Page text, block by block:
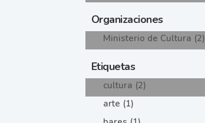
Organizaciones
Ministerio de Cultura (2)
Etiquetas
cultura (2)
arte (1)